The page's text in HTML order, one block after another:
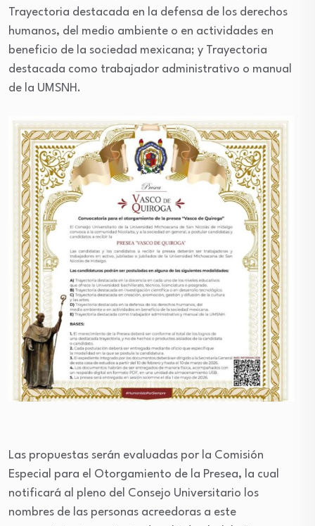
Trayectoria destacada en la defensa de los derechos
humanos, del medio ambiente o en actividades en
beneficio de la sociedad mexicana; y Trayectoria
destacada como trabajador administrativo o manual
de la UMSNH.
Las propuestas serán evaluadas por la Comisión
Especial para el Otorgamiento de la Presea, la cual
notificará al pleno del Consejo Universitario los
nombres de las personas acreedoras a este